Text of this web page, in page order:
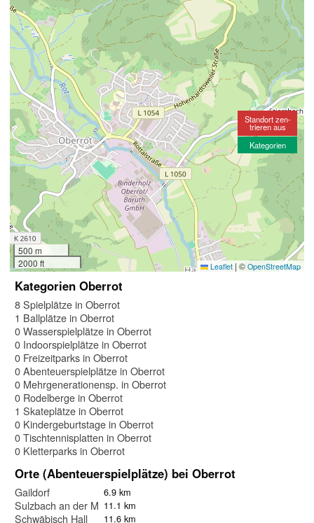
500 m
2000 ft
Leaflet | © OpenStreetMap
Standort zen-
trieren aus
Kategorien
Kategorien Oberrot
8 Spielplätze in Oberrot
1 Ballplätze in Oberrot
0 Wasserspielplätze in Oberrot
0 Indoorspielplätze in Oberrot
0 Freizeitparks in Oberrot
0 Abenteuerspielplätze in Oberrot
0 Mehrgenerationensp. in Oberrot
0 Rodelberge in Oberrot
1 Skateplätze in Oberrot
0 Kindergeburtstage in Oberrot
0 Tischtennisplatten in Oberrot
0 Kletterparks in Oberrot
Orte (Abenteuerspielplätze) bei Oberrot
Gaildorf 6.9 km
Sulzbach an der Murr11.1 km
Schwäbisch Hall 11.6 km